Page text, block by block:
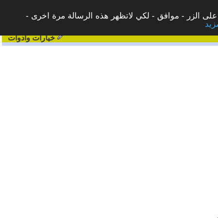
على الزر - موافق - لكي لاتظهر هذه الرسالة مرة اخرى -
خيارات وادوات